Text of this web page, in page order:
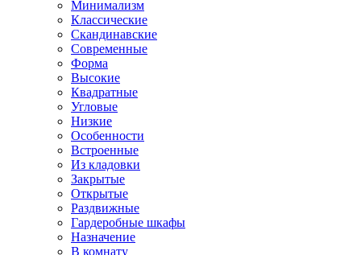
Минимализм
Классические
Скандинавские
Современные
Форма
Высокие
Квадратные
Угловые
Низкие
Особенности
Встроенные
Из кладовки
Закрытые
Открытые
Раздвижные
Гардеробные шкафы
Назначение
В комнату